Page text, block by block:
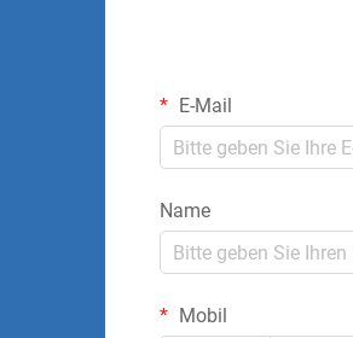
E-Mail
Name
Mobil